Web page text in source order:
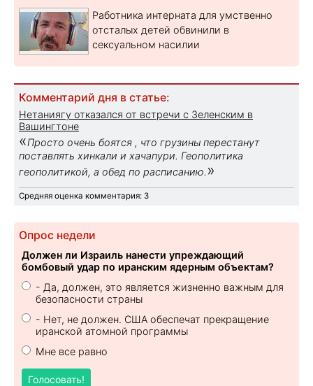
Работника интерната для умственно
отсталых детей обвинили в
сексуальном насилии
Комментарий дня в статье:
Нетаниягу отказался от встречи с Зеленским в
Вашингтоне
«Просто очень боятся , что грузины перестанут
поставлять хинкали и хачапури. Геополитика
геополитикой, а обед по расписанию. »
Средняя оценка комментария: 3
Опрос недели
Должен ли Израиль нанести упреждающий
бомбовый удар по иранским ядерным объектам?
- Да, должен, это является жизненно важным для
безопасности страны
- Нет, не должен. США обеспечат прекращение
иранской атомной программы
Мне все равно
Голосовать!